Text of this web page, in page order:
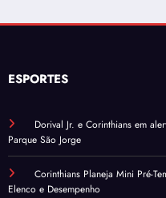
ESPORTES
Dorival Jr. e Corinthians em
Parque São Jorge
Corinthians Planeja Mini Pré-
Elenco e Desempenho